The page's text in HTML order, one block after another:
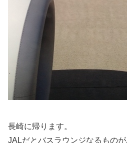
長崎に帰ります。
JALだとバスラウンジなるもの